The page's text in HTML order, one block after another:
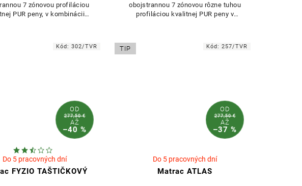
7 zónovou profiláciou
PUR peny, v kombinácii
obojstrannou 7 zónovou rôzne tuhou
profiláciou kvalitnej PUR peny v
OD
277,50 €
AŽ
–40 %
FYZIO TAŠTIČKOVÝ
Do 5 pracovných dní
Kód:302/TVR TIP
OD
277,50 €
AŽ
–37 %
Matrac ATLAS
Do 5 pracovných dní
Kód:257/TVR